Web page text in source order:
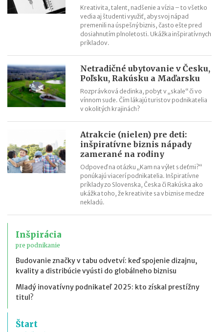
Kreativita, talent, nadšenie a vízia – to všetko
vedia aj študenti využiť, aby svoj nápad
premenili na úspešný biznis, často ešte pred
dosiahnutím plnoletosti. Ukážka inšpiratívnych
príkladov.
Netradičné ubytovanie v Česku,
Poľsku, Rakúsku a Maďarsku
Rozprávková dedinka, pobyt v „skale“ či vo
vínnom sude. Čím lákajú turistov podnikatelia
v okolitých krajinách?
Atrakcie (nielen) pre deti:
inšpiratívne biznis nápady
zamerané na rodiny
Odpoveď na otázku „Kam na výlet s deťmi?“
ponúkajú viacerí podnikatelia. Inšpiratívne
príklady zo Slovenska, Česka či Rakúska ako
ukážka toho, že kreativite sa v biznise medze
nekladú.
Inšpirácia
pre podnikanie
Budovanie značky v tabu odvetví: keď spojenie dizajnu,
kvality a distribúcie vyústi do globálneho biznisu
Mladý inovatívny podnikateľ 2025: kto získal prestížny
titul?
Štart